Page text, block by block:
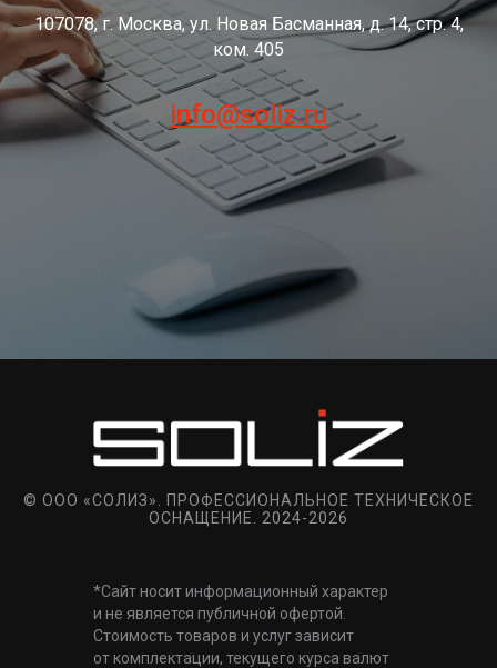
107078, г. Москва, ул. Новая Басманная, д. 14, стр. 4,
ком. 405
info@soliz.ru
© ООО «СОЛИЗ». ПРОФЕССИОНАЛЬНОЕ ТЕХНИЧЕСКОЕ
ОСНАЩЕНИЕ. 2024-2026
*Сайт носит информационный характер
и не является публичной офертой.
Стоимость товаров и услуг зависит
от комплектации, текущего курса валют